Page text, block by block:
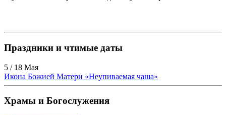
Праздники и чтимые даты
5 / 18 Мая
Икона Божией Матери «Неупиваемая чаша»
Храмы и Богослужения